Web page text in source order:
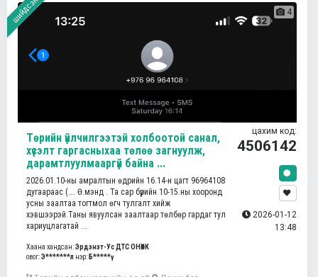
шийдсэн 4
Төрийн үйлчилгээтэй холбоотой санал,
хүсэлт гаргасныхаа төлөө загнуулж,
дарамтлуулмааргүй байна ...
2026.01.10-ны амралтын өдрийн 16.14-н цагт 96964108
дугаараас (…. Ө.мэнд . Та сар бүрийн 10-15.ны хооронд
усны заалтаа тогтмол өгч тулгалт хийж
хэвшээрэй.Таны явуулсан заалтаар төлбөр гардаг тул
хариуцлагатай ...
Хаана хандсан:Эрдэнэт-Ус ДТС ОНӨХК
овог:Э*******л нэр: Б*****ү
цахим код:
4506142
2026-01-12
13:48